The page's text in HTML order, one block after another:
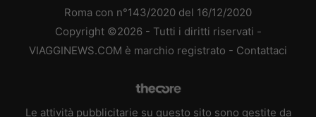
Roma con n°143/2020 del 16/12/2020
Copyright ©2026 - Tutti i diritti riservati -
VIAGGINEWS.COM è marchio registrato - Contattaci
Le attività pubblicitarie su questo sito sono gestite da